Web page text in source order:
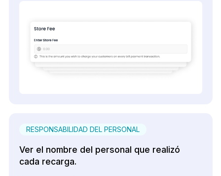
RESPONSABILIDAD DEL PERSONAL
Ver el nombre del personal que realizó
cada recarga.